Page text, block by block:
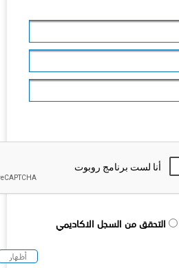
التحقق من السجل الاكاديمي